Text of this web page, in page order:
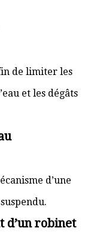
de limiter les
et les dégâts
d’une
d’un robinet